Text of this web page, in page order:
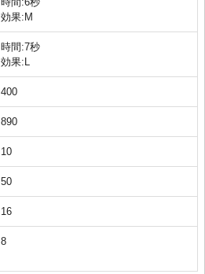
効果:M
時間:7秒
効果:L
400
890
10
50
16
8